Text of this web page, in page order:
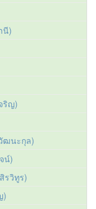
นี)
ริญ)
ฒนะกุล)
น์)
รวิทูร)
)